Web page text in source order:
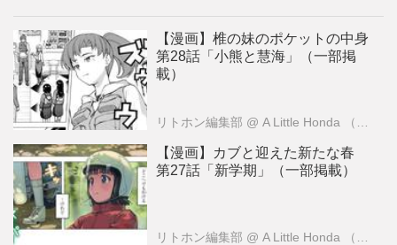
【漫画】椎の妹のポケットの中身
第28話「小熊と慧海」（一部掲
載）
リトホン編集部 @ A Little Honda （ア・リトル・ホンダ）編集部
【漫画】カブと迎えた新たな春
第27話「新学期」（一部掲載）
リトホン編集部 @ A Little Honda （ア・リトル・ホンダ）編集部